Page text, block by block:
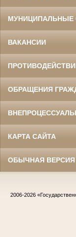
МУНИЦИПАЛЬНЫЕ
ВАКАНСИИ
ОБРАЩЕНИЯ
КАРТА САЙТА
ОБЫЧНАЯ ВЕРСИЯ
2006-2026